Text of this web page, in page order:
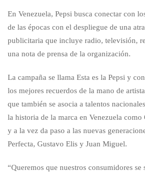
En Venezuela, Pepsi busca conectar con
de las épocas con el despliegue de una
publicitaria que incluye radio, televisión,
una nota de prensa de la organización.
La campaña se llama Esta es la Pepsi y
los mejores recuerdos de la mano de
que también se asocia a talentos
la historia de la marca en Venezuela como
y a la vez da paso a las nuevas
Perfecta, Gustavo Elis y Juan Miguel.
“Queremos que nuestros consumidores se